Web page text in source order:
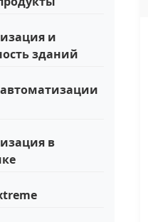
и
зданий
в